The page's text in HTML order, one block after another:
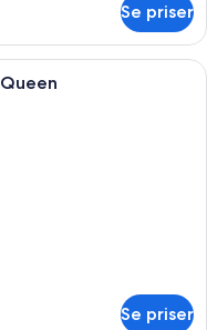
Se priser
med två sängar, ett
Se priser